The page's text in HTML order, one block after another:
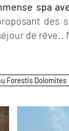
spa
des
de rêve..
Forestis Dolomites